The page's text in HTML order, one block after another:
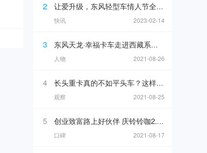
2 让爱升级，东风轻型车情人节全攻略来了！
快讯 2023-02-14
3 东风天龙·幸福卡车走进西藏系列报道：热旦，义薄云天的带头大哥
人物 2021-08-26
4 长头重卡真的不如平头车？这样的时代已经过去了！
观察 2021-08-25
5 创业致富路上好伙伴 庆铃铃咖2.5L好评不断
口碑 2021-08-17